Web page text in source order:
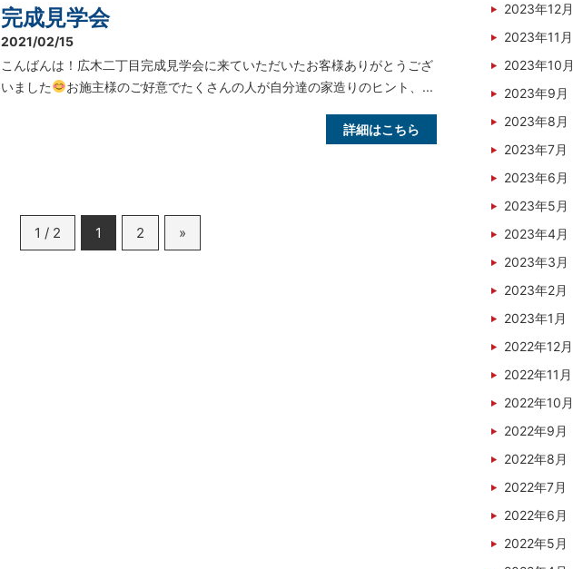
完成見学会
2021/02/15
こんばんは！広木二丁目完成見学会に来ていただいたお客様ありがとうござ
いました
お施主様のご好意でたくさんの人が自分達の家造りのヒント、...
詳細はこちら
1 / 2 1 2 »
2023年12月
2023年11月
2023年10月
2023年9月
2023年8月
2023年7月
2023年6月
2023年5月
2023年4月
2023年3月
2023年2月
2023年1月
2022年12月
2022年11月
2022年10月
2022年9月
2022年8月
2022年7月
2022年6月
2022年5月